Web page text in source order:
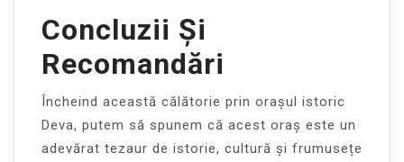
Concluzii Și
Recomandări
Încheind această călătorie prin orașul istoric
Deva, putem să spunem că acest oraș este un
adevărat tezaur de istorie, cultură și frumusețe